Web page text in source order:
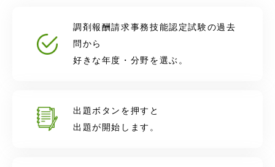
調剤報酬請求事務技能認定試験の過去
問から
好きな年度・分野を選ぶ。
出題ボタンを押すと
出題が開始します。